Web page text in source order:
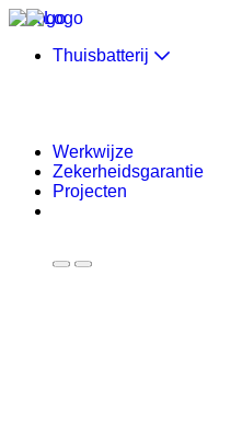
Skip to content
Thuisbatterij
Werkwijze
Zekerheidsgarantie
Projecten